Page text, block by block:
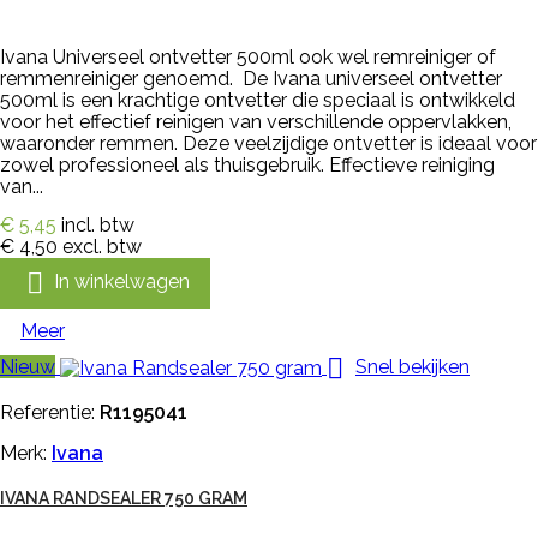
Ivana Universeel ontvetter 500ml ook wel remreiniger of
remmenreiniger genoemd. De Ivana universeel ontvetter
500ml is een krachtige ontvetter die speciaal is ontwikkeld
voor het effectief reinigen van verschillende oppervlakken,
waaronder remmen. Deze veelzijdige ontvetter is ideaal voor
zowel professioneel als thuisgebruik. Effectieve reiniging
van...
€ 5,45 incl. btw
€ 4,50 excl. btw
 In winkelwagen
Meer
Nieuw
 Snel bekijken
Referentie: R1195041
Merk: Ivana
IVANA RANDSEALER 750 GRAM